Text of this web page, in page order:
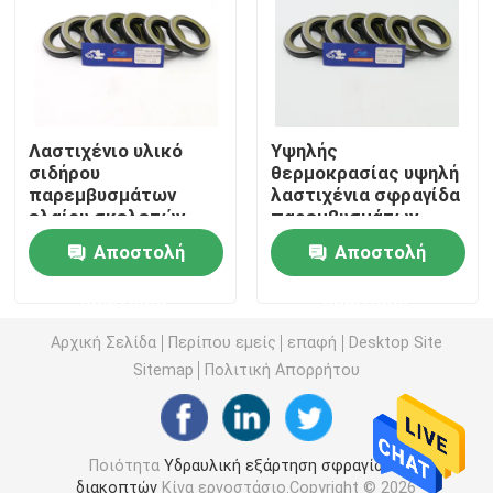
Εξάρτηση σφραγίδων εκσκαφέων
Εξάρτηση σφραγίδων της KOMATSU
Υδραυλική σφραγίδα ράβδων
Υδραυλικό παρέμβυσμα ελαίου
Υδραυλική σφραγίδα σκόνης
Υδραυλική σφραγίδα εμβόλων
Λαστιχένιο υλικό
σιδήρου
παρεμβυσμάτων
ελαίου σκελετών
υδραυλικό για τον
εκσκαφέαΑποστολή
Υψηλής
θερμοκρασίας υψηλή
λαστιχένια σφραγίδα
παρεμβυσμάτων
ελαίου TCN
υδραυλικήΑποστολή
Αρχική Σελίδα Περίπου εμείς επαφή
Desktop Site
Sitemap
Πολιτική Απορρήτου
ΠοιότηταΥδραυλική εξάρτηση σφραγίδων
διακοπτών Κίνα εργοστάσιο.Copyright © 2026